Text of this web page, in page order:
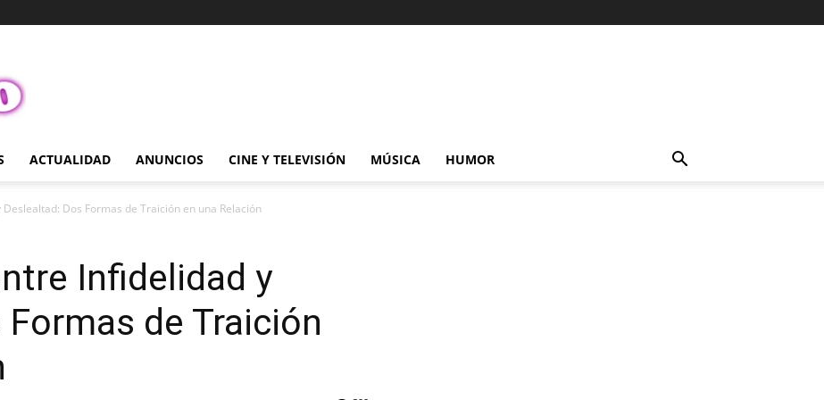
ACTUALIDAD ANUNCIOS CINE Y TELEVISIÓN MÚSICA HUMOR
Dos Formas de Traición en una Relación
Infidelidad y
de Traición